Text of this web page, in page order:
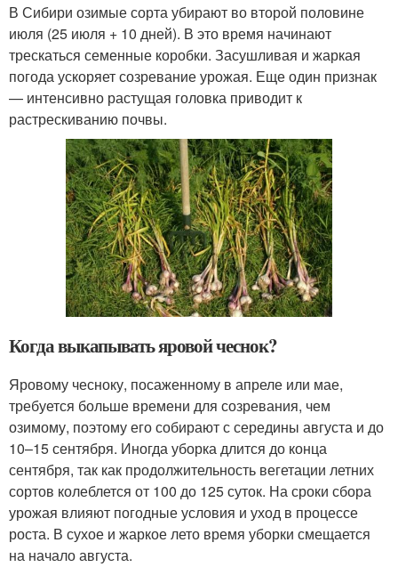
В Сибири озимые сорта убирают во второй половине
июля (25 июля + 10 дней). В это время начинают
трескаться семенные коробки. Засушливая и жаркая
погода ускоряет созревание урожая. Еще один признак
— интенсивно растущая головка приводит к
растрескиванию почвы.
Когда выкапывать яровой чеснок?
Яровому чесноку, посаженному в апреле или мае,
требуется больше времени для созревания, чем
озимому, поэтому его собирают с середины августа и до
10–15 сентября. Иногда уборка длится до конца
сентября, так как продолжительность вегетации летних
сортов колеблется от 100 до 125 суток. На сроки сбора
урожая влияют погодные условия и уход в процессе
роста. В сухое и жаркое лето время уборки смещается
на начало августа.